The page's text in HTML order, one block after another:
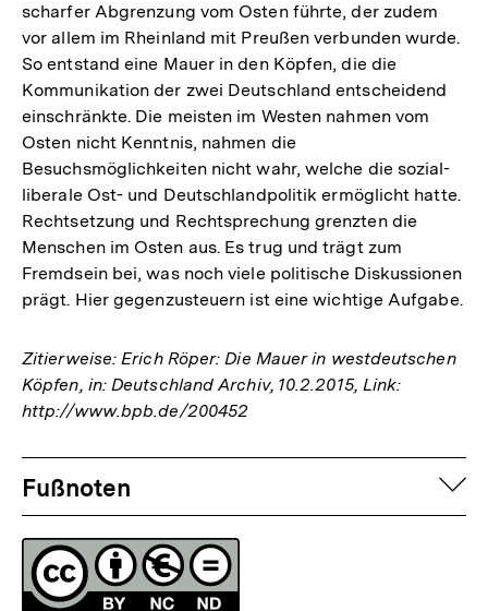
scharfer Abgrenzung vom Osten führte, der zudem
vor allem im Rheinland mit Preußen verbunden wurde.
So entstand eine Mauer in den Köpfen, die die
Kommunikation der zwei Deutschland entscheidend
einschränkte. Die meisten im Westen nahmen vom
Osten nicht Kenntnis, nahmen die
Besuchsmöglichkeiten nicht wahr, welche die sozial-
liberale Ost- und Deutschlandpolitik ermöglicht hatte.
Rechtsetzung und Rechtsprechung grenzten die
Menschen im Osten aus. Es trug und trägt zum
Fremdsein bei, was noch viele politische Diskussionen
prägt. Hier gegenzusteuern ist eine wichtige Aufgabe.
Zitierweise: Erich Röper: Die Mauer in westdeutschen
Köpfen, in: Deutschland Archiv, 10.2.2015, Link:
http://www.bpb.de/200452
Fussnoten
Fußnoten
Lizenz